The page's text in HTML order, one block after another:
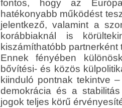
fontos, hogy az
hatékonyabb működést
jelentkező, valamint a
korábbiaknál is
kiszámíthatóbb
Ennek fényében
bővítési- és közös
kiinduló pontnak tekintve
demokrácia és a
jogok teljes körű